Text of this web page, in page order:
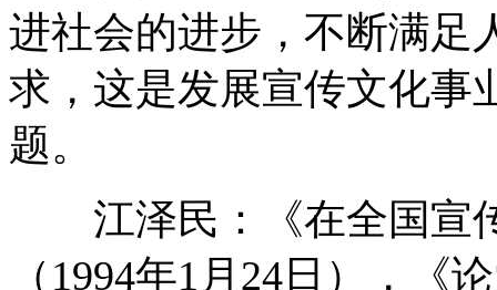
进社会的进步，不断满足
求，这是发展宣传文化事
题。
江泽民：《在全国宣
（1994年1月24日），《